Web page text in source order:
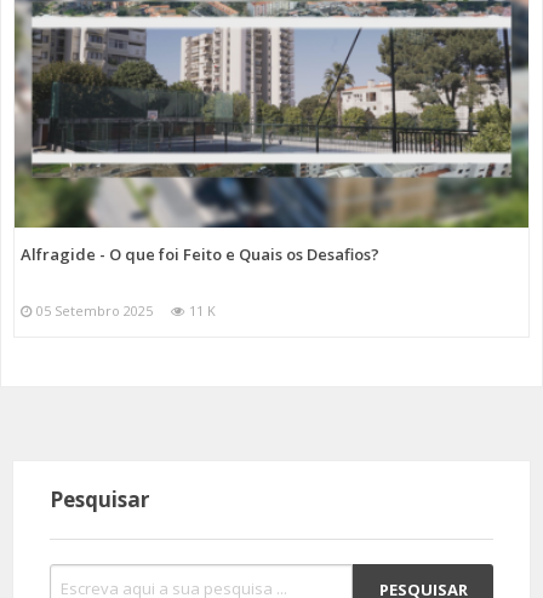
Alfragide - O que foi Feito e Quais os Desafios?
05 Setembro 2025 11 K
Pesquisar